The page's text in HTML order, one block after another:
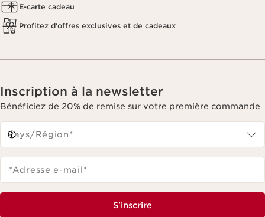
E-carte cadeau
Profitez d'offres exclusives et de cadeaux
Inscription à la newsletter
Bénéficiez de 20% de remise sur votre première commande
Pays/Région*
*Adresse e-mail*
S'inscrire